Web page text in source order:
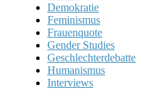
Demokratie
Feminismus
Frauenquote
Gender Studies
Geschlechterdebatte
Humanismus
Interviews